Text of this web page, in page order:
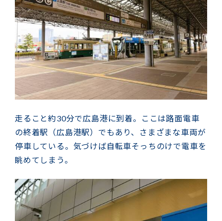
走ること約30分で広島港に到着。ここは路面電車
の終着駅（広島港駅）でもあり、さまざまな車両が
停車している。気づけば自転車そっちのけで電車を
眺めてしまう。